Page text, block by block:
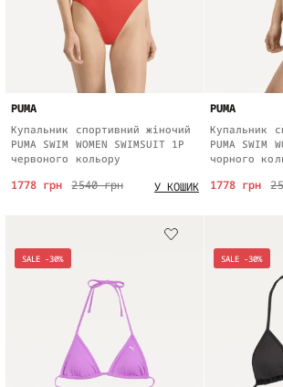
PUMA
Купальник спортивний жіночий
PUMA SWIM WOMEN SWIMSUIT 1P
червоного кольору
2540 грн
1778 грн У КОШИК
PUMA
Купальник
PUMA SWIM
чорного
1778 грн
SALE -30% SALE -30%